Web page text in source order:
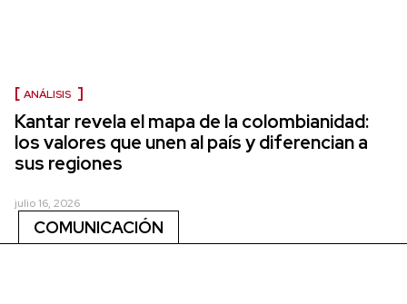
ANÁLISIS
Kantar revela el mapa de la colombianidad:
los valores que unen al país y diferencian a
sus regiones
julio 16, 2026
COMUNICACIÓN